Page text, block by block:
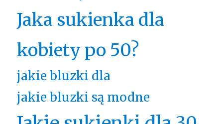
Jaka sukienka dla
kobiety po 50?
jakie bluzki dla
jakie bluzki są modne